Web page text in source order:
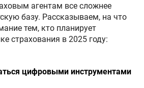
агентам все сложнее
базу. Рассказываем, на что
тем, кто планирует
страхования в 2025 году:
цифровыми инструментами